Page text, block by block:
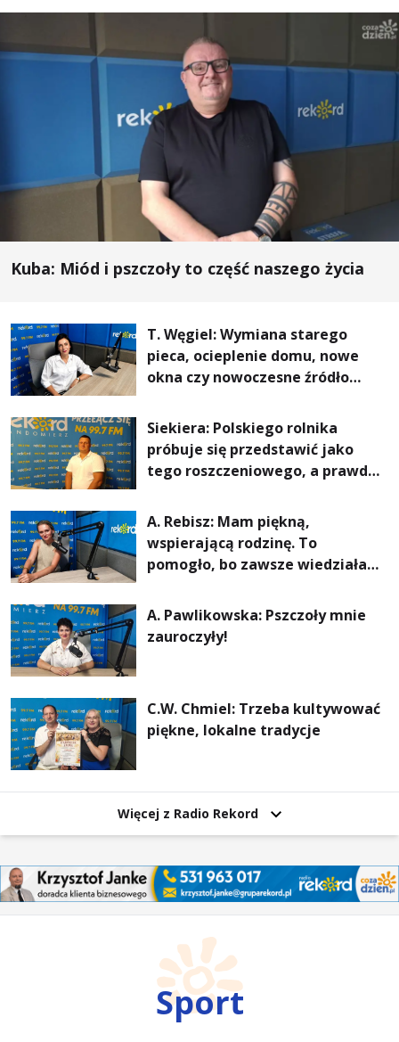
Kuba: Miód i pszczoły to część naszego życia
T. Węgiel: Wymiana starego
pieca, ocieplenie domu, nowe
okna czy nowoczesne źródło
rachunki za energię, lepszy
komfort życia i... czystsze
powietrze
Siekiera: Polskiego rolnika
próbuje się przedstawić jako
tego roszczeniowego, a prawda
A. Rebisz: Mam piękną,
wspierającą rodzinę. To
pomogło, bo zawsze wiedziałam,
najważniejsza
A. Pawlikowska: Pszczoły mnie
zauroczyły!
C.W. Chmiel: Trzeba kultywować
piękne, lokalne tradycje
Więcej z Radio Rekord
Sport